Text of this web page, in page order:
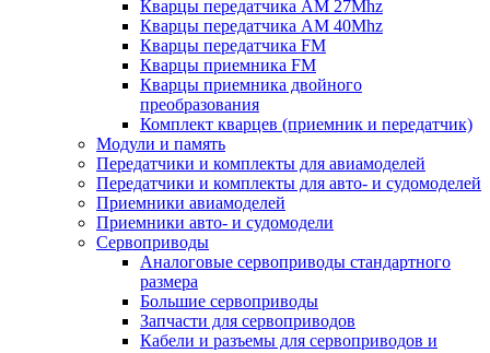
Кварцы передатчика AM 27Mhz
Кварцы передатчика AM 40Mhz
Кварцы передатчика FM
Кварцы приемника FM
Кварцы приемника двойного
преобразования
Комплект кварцев (приемник и передатчик)
Модули и память
Передатчики и комплекты для авиамоделей
Передатчики и комплекты для авто- и судомоделей
Приемники авиамоделей
Приемники авто- и судомодели
Сервоприводы
Аналоговые сервоприводы стандартного
размера
Большие сервоприводы
Запчасти для сервоприводов
Кабели и разъемы для сервоприводов и